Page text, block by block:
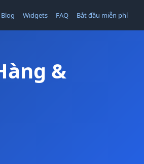
Blog Widgets FAQ Bắt đầu miễn phí
&